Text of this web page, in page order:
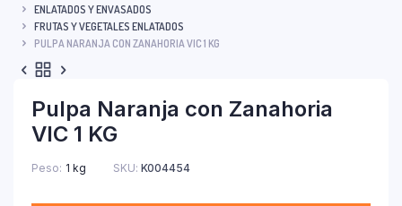
ENLATADOS Y ENVASADOS
FRUTAS Y VEGETALES ENLATADOS
PULPA NARANJA CON ZANAHORIA VIC 1 KG
Pulpa Naranja con Zanahoria
VIC 1 KG
Peso 1 kg SKU: K004454